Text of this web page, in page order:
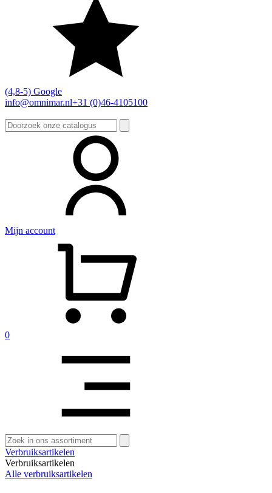
(4,8-5) Google
info@omnimar.nl+31 (0)46-4105100
Zoeken
naar:
Mijn account
0
Zoeken
naar:
Verbruiksartikelen
Verbruiksartikelen
Alle verbruiksartikelen